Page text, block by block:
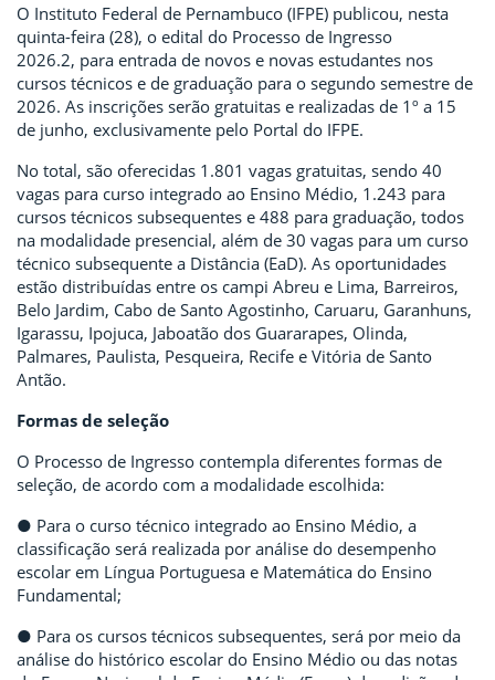
O Instituto Federal de Pernambuco (IFPE) publicou, nesta
quinta-feira (28), o edital do Processo de Ingresso
2026.2, para entrada de novos e novas estudantes nos
cursos técnicos e de graduação para o segundo semestre de
2026. As inscrições serão gratuitas e realizadas de 1º a 15
de junho, exclusivamente pelo Portal do IFPE.
No total, são oferecidas 1.801 vagas gratuitas, sendo 40
vagas para curso integrado ao Ensino Médio, 1.243 para
cursos técnicos subsequentes e 488 para graduação, todos
na modalidade presencial, além de 30 vagas para um curso
técnico subsequente a Distância (EaD). As oportunidades
estão distribuídas entre os campi Abreu e Lima, Barreiros,
Belo Jardim, Cabo de Santo Agostinho, Caruaru, Garanhuns,
Igarassu, Ipojuca, Jaboatão dos Guararapes, Olinda,
Palmares, Paulista, Pesqueira, Recife e Vitória de Santo
Antão.
Formas de seleção
O Processo de Ingresso contempla diferentes formas de
seleção, de acordo com a modalidade escolhida:
● Para o curso técnico integrado ao Ensino Médio, a
classificação será realizada por análise do desempenho
escolar em Língua Portuguesa e Matemática do Ensino
Fundamental;
● Para os cursos técnicos subsequentes, será por meio da
análise do histórico escolar do Ensino Médio ou das notas